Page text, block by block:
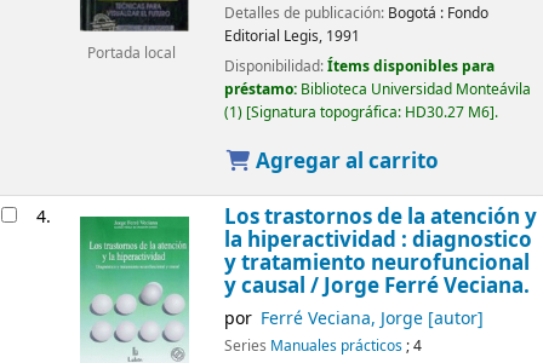
Portada local
Detalles de publicación: Bogotá : Fondo
Editorial Legis, 1991
Disponibilidad:Ítems disponibles para
préstamo: Biblioteca Universidad Monteávila
(1) Signatura topográfica: HD30.27 M6 .
Agregar al carrito
4. Los trastornos de la atención y
la hiperactividad : diagnostico
y tratamiento neurofuncional
y causal / Jorge Ferré Veciana.
por Ferré Veciana, Jorge[autor]
Series Manuales prácticos; 4